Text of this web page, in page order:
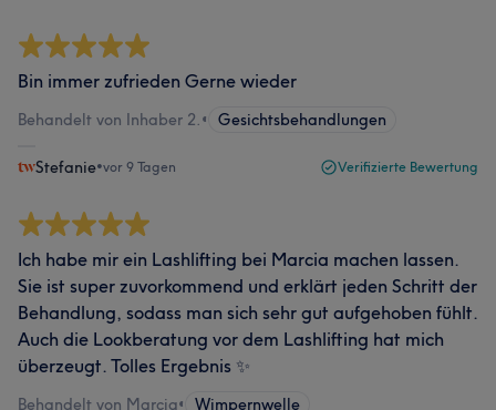
Bin immer zufrieden Gerne wieder
Behandelt von Inhaber 2.• Gesichtsbehandlungen
Stefanie•vor 9 Tagen Verifizierte Bewertung
Ich habe mir ein Lashlifting bei Marcia machen lassen.
Sie ist super zuvorkommend und erklärt jeden Schritt der
Behandlung, sodass man sich sehr gut aufgehoben fühlt.
Auch die Lookberatung vor dem Lashlifting hat mich
überzeugt. Tolles Ergebnis ✨
Behandelt von Marcia• Wimpernwelle